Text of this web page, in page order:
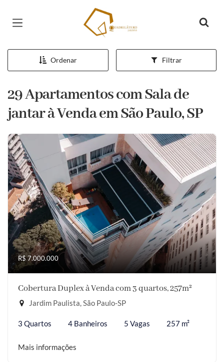
Página inicial
Ordenar Filtrar
29 Apartamentos com Sala de
jantar à Venda em São Paulo, SP
R$ 7.000.000
Cobertura Duplex à Venda com 3 quartos, 257m²
Jardim Paulista, São Paulo-SP
3 Quartos 4 Banheiros 5 Vagas 257 m²
Mais informações